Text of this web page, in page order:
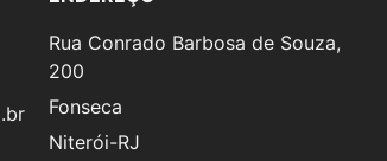
Rua Conrado Barbosa de Souza,
200
Fonseca
Niterói-RJ